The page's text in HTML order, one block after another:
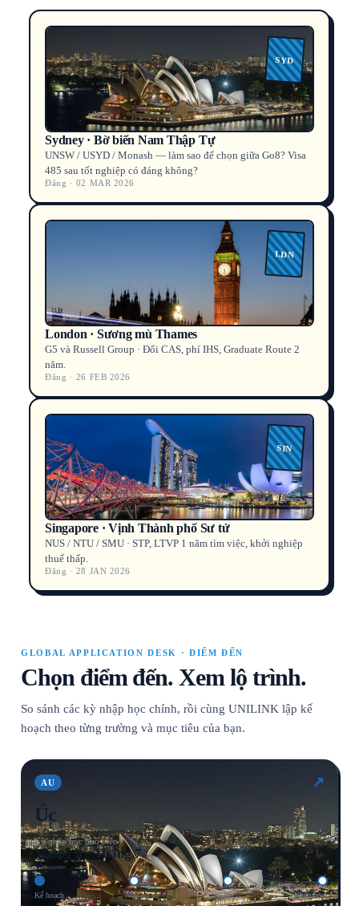
SYD
Sydney · Bờ biển Nam Thập Tự
UNSW / USYD / Monash — làm sao để chọn giữa Go8? Visa
485 sau tốt nghiệp có đáng không?
Đăng · 02 MAR 2026
LDN
London · Sương mù Thames
G5 và Russell Group · Đổi CAS, phí IHS, Graduate Route 2
năm.
Đăng · 26 FEB 2026
SIN
Singapore · Vịnh Thành phố Sư tử
NUS / NTU / SMU · STP, LTVP 1 năm tìm việc, khởi nghiệp
thuế thấp.
Đăng · 28 JAN 2026
GLOBAL APPLICATION DESK · ĐIỂM ĐẾN
Chọn điểm đến. Xem lộ trình.
So sánh các kỳ nhập học chính, rồi cùng UNILINK lập kế
hoạch theo từng trường và mục tiêu của bạn.
AU ↗
Úc
Kỳ nhập học phổ biến
Tháng 2 · Tháng 7
Kế hoạch Nộp hồ sơ Visa Nhập học